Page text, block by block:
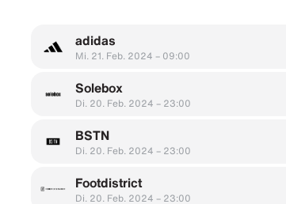
adidas
Mi. 21. Feb. 2024 – 09:00
Solebox
Di. 20. Feb. 2024 – 23:00
BSTN
Di. 20. Feb. 2024 – 23:00
Footdistrict
Di. 20. Feb. 2024 – 23:00